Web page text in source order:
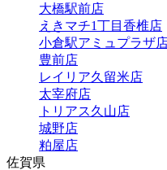
大橋駅前店
えきマチ1丁目香椎店
小倉駅アミュプラザ
豊前店
レイリア久留米店
太宰府店
トリアス久山店
城野店
粕屋店
佐賀県